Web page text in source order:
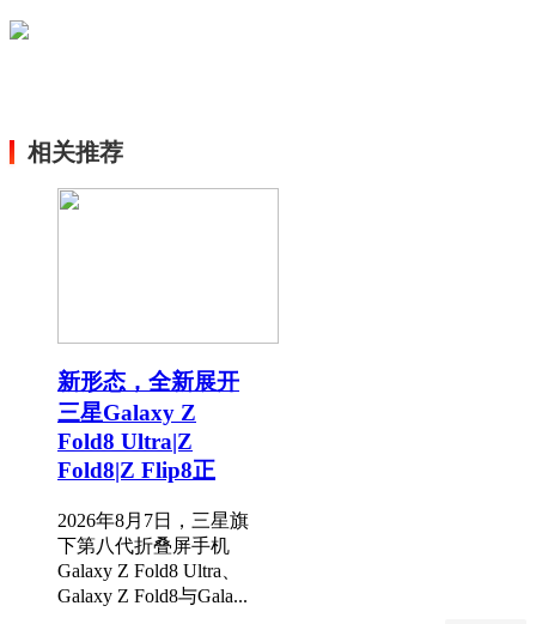
相关推荐
新形态，全新展开
三星Galaxy Z
Fold8 Ultra|Z
Fold8|Z Flip8正
2026年8月7日，三星旗
下第八代折叠屏手机
Galaxy Z Fold8 Ultra、
Galaxy Z Fold8与Gala...